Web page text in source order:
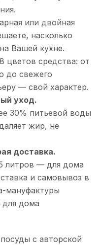
или двойная
насколько
Вашей кухне.
8 цветов средства: от
до свежего
— свой характер.
уход.
30% питьевой воды
жир, не
доставка.
литров — для дома
и самовывоз в
мануфактуры
дома
с авторской